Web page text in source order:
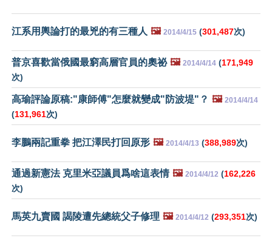
江系用輿論打的最兇的有三種人 🖼️ 2014/4/15 (301,487次)
普京喜歡當俄國最窮高層官員的奧祕 🖼️ 2014/4/14 (171,949
次)
高瑜評論原稿:"康師傅"怎麼就變成"防波堤"？ 🖼️ 2014/4/14
(131,961次)
李鵬兩記重拳 把江澤民打回原形 🖼️ 2014/4/13 (388,989次)
通過新憲法 克里米亞議員爲啥這表情 🖼️ 2014/4/12 (162,226
次)
馬英九賣國 謁陵遭先總統父子修理 🖼️ 2014/4/12 (293,351次)